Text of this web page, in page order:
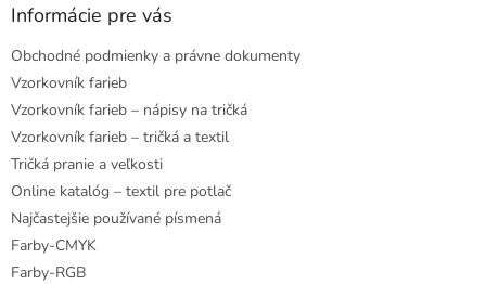
Informácie pre vás
Obchodné podmienky a právne dokumenty
Vzorkovník farieb
Vzorkovník farieb – nápisy na tričká
Vzorkovník farieb – tričká a textil
Tričká pranie a veľkosti
Online katalóg – textil pre potlač
Najčastejšie používané písmená
Farby-CMYK
Farby-RGB